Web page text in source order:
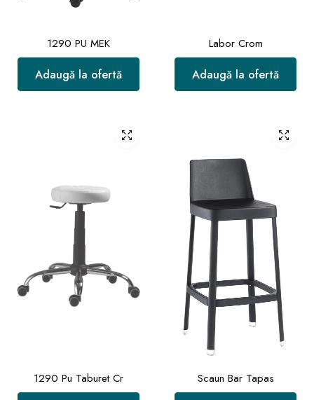
1290 PU MEK
Adaugă la ofertă
Labor Crom
Adaugă la ofertă
1290 Pu Taburet Cr Scaun Bar Tapas